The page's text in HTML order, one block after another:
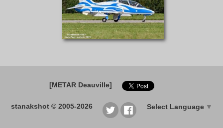
[METAR Deauville]
stanakshot © 2005-2026 Select Language ▼